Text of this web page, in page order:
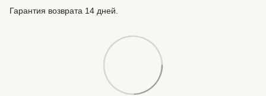
Гарантия возврата 14 дней.